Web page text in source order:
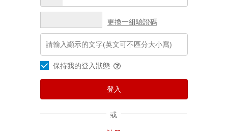
更換一組驗證碼
保持我的登入狀態
或